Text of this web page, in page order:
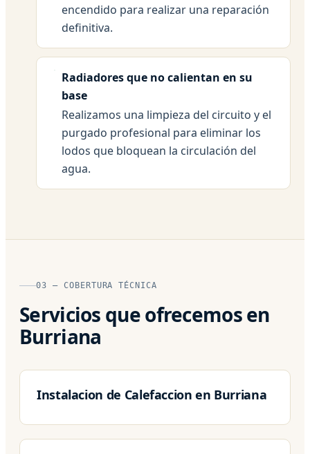
encendido para realizar una reparación
definitiva.
Radiadores que no calientan en su
base
Realizamos una limpieza del circuito y el
purgado profesional para eliminar los
lodos que bloquean la circulación del
agua.
03 — COBERTURA TÉCNICA
Servicios que ofrecemos en
Burriana
Instalacion de Calefaccion en Burriana